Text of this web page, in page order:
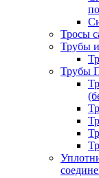
Тросы
Трубы
Трубы